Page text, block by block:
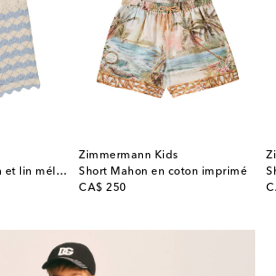
Short Aster en coton et lin mélangés
Zimmermann Kids
Short Mahon en coton imprimé
CA$ 250
original price